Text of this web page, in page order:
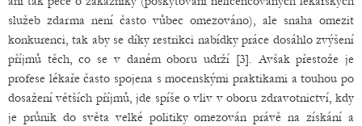
služeb zdarma není často vůbec omezováno), ale snaha omezit
konkurenci, tak aby se díky restrikci nabídky práce dosáhlo zvýšení
příjmů těch, co se v daném oboru udrží [3]. Avšak přestože je
profese lékaře často spojena s mocenskými praktikami a touhou po
dosažení větších příjmů, jde spíše o vliv v oboru zdravotnictví, kdy
je průnik do světa velké politiky omezován právě na získání a